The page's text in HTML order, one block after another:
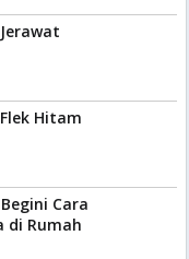
Hitam
Cara
di Rumah